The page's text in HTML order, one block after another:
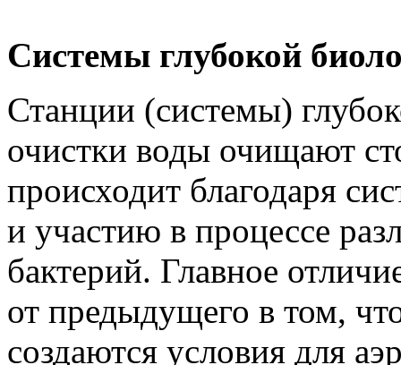
Системы глубокой
Станции (системы)
очистки воды очищают
происходит благодаря
и участию в процессе
бактерий. Главное
от предыдущего в том,
создаются условия для